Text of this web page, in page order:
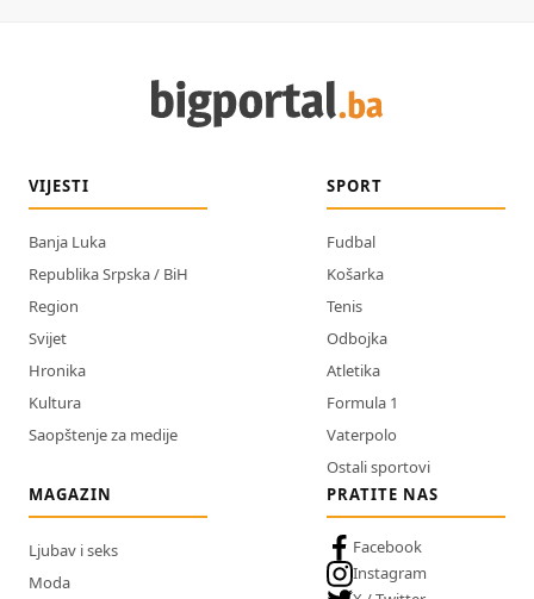
VIJESTI
Banja Luka
Republika Srpska / BiH
Region
Svijet
Hronika
Kultura
Saopštenje za medije
SPORT
Fudbal
Košarka
Tenis
Odbojka
Atletika
Formula 1
Vaterpolo
Ostali sportovi
MAGAZIN
Ljubav i seks
Moda
PRATITE NAS
Facebook
Instagram